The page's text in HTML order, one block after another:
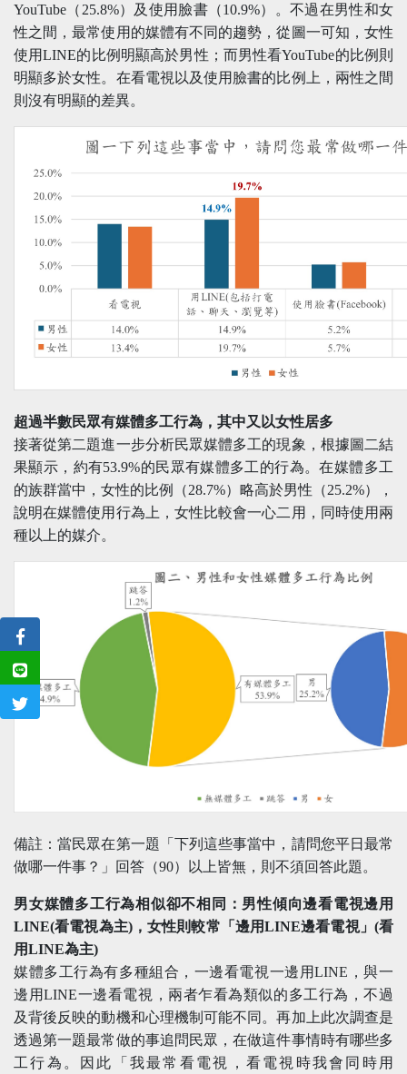
YouTube（25.8%）及使用臉書（10.9%）。不過在男性和女
性之間，最常使用的媒體有不同的趨勢，從圖一可知，女性
使用LINE的比例明顯高於男性；而男性看YouTube的比例則
明顯多於女性。在看電視以及使用臉書的比例上，兩性之間
則沒有明顯的差異。
超過半數民眾有媒體多工行為，其中又以女性居多
接著從第二題進一步分析民眾媒體多工的現象，根據圖二結
果顯示，約有53.9%的民眾有媒體多工的行為。在媒體多工
的族群當中，女性的比例（28.7%）略高於男性（25.2%），
說明在媒體使用行為上，女性比較會一心二用，同時使用兩
種以上的媒介。
備註：當民眾在第一題「下列這些事當中，請問您平日最常
做哪一件事？」回答（90）以上皆無，則不須回答此題。
男女媒體多工行為相似卻不相同：男性傾向邊看電視邊用
LINE(看電視為主)，女性則較常「邊用LINE邊看電視」(看
用LINE為主)
媒體多工行為有多種組合，一邊看電視一邊用LINE，與一
邊用LINE一邊看電視，兩者乍看為類似的多工行為，不過
及背後反映的動機和心理機制可能不同。再加上此次調查是
透過第一題最常做的事追問民眾，在做這件事情時有哪些多
工行為。因此「我最常看電視，看電視時我會同時用